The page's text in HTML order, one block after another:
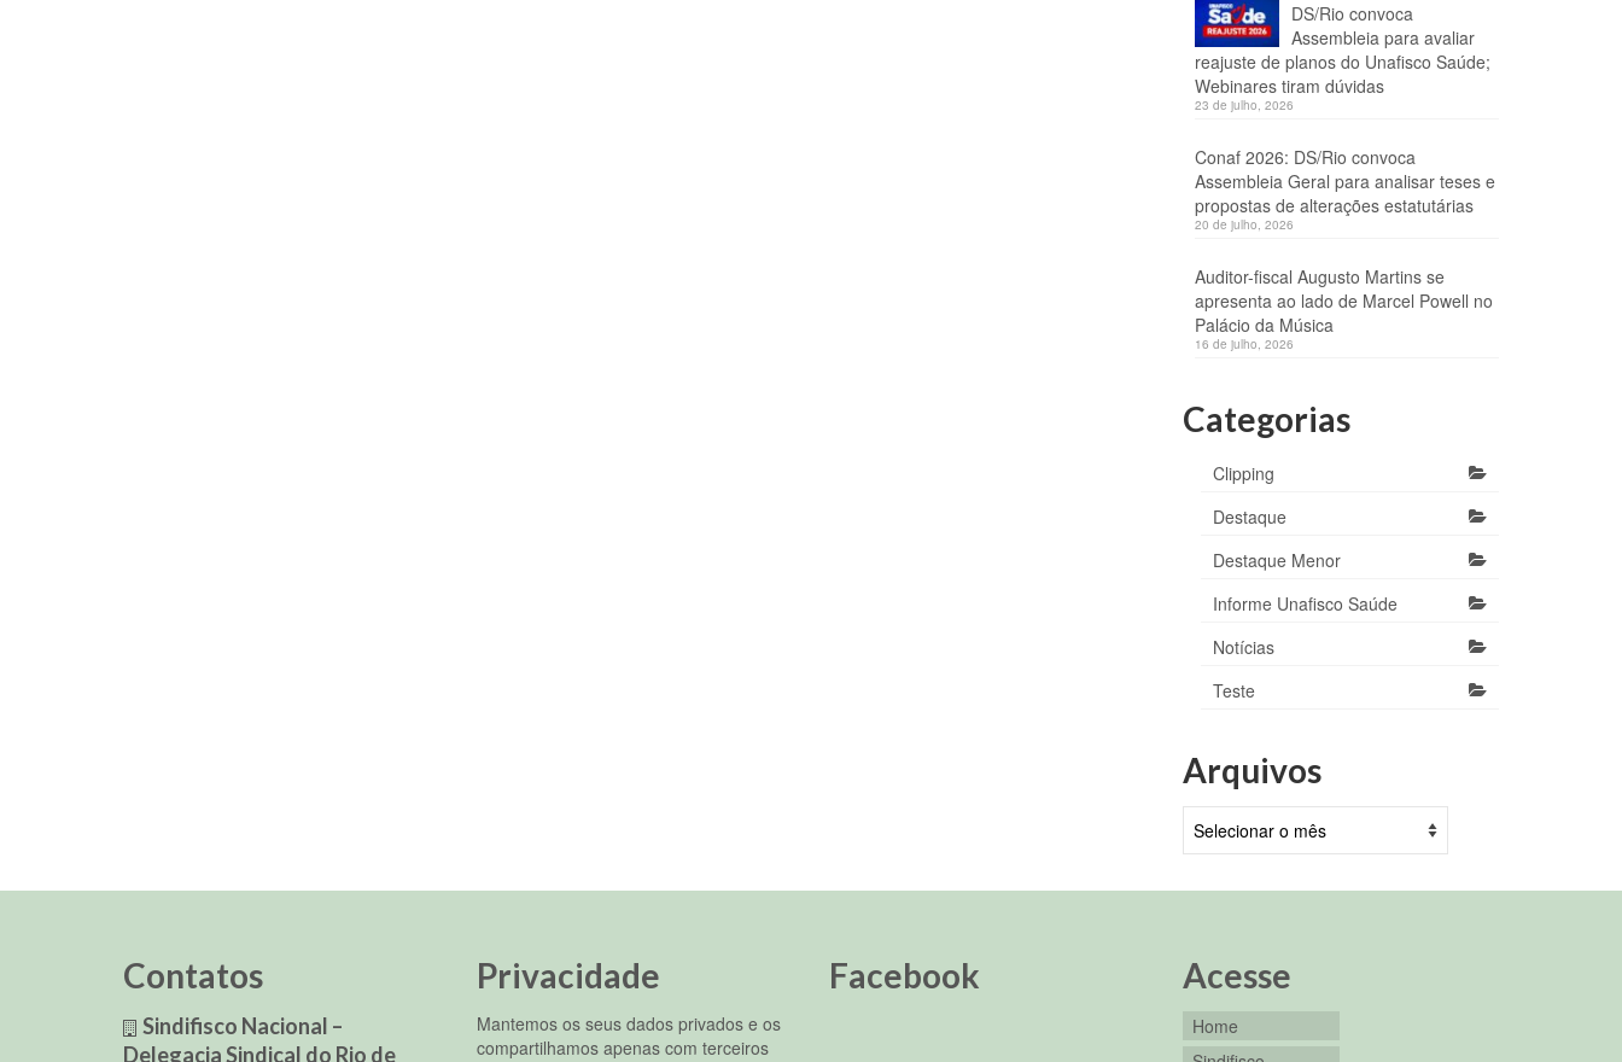
DS/Rio convoca
Assembleia para avaliar
reajuste de planos do Unafisco Saúde;
Webinares tiram dúvidas
23 de julho, 2026
Conaf 2026: DS/Rio convoca
Assembleia Geral para analisar teses e
propostas de alterações estatutárias
20 de julho, 2026
Auditor-fiscal Augusto Martins se
apresenta ao lado de Marcel Powell no
Palácio da Música
16 de julho, 2026
Categorias
Clipping
Destaque
Destaque Menor
Informe Unafisco Saúde
Notícias
Teste
Arquivos
Contatos
Sindifisco Nacional –
Delegacia Sindical do Rio de
Privacidade
Mantemos os seus dados privados e os
compartilhamos apenas com terceiros
Facebook Acesse
Home